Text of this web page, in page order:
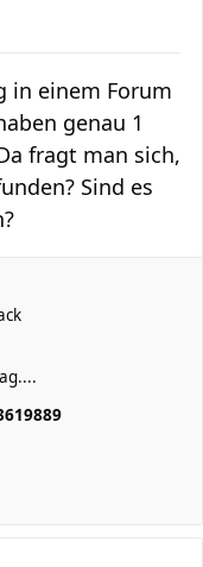
in einem Forum
genau 1
fragt man sich,
Sind es